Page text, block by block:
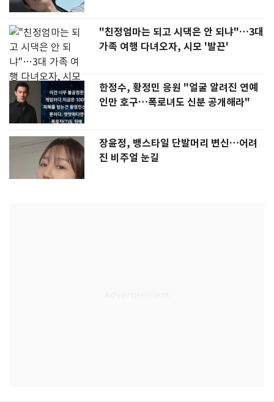
"친정엄마는 되고 시댁은 안 되냐"…3대
가족 여행 다녀오자, 시모 '발끈'
한정수, 황정민 응원 "얼굴 알려진 연예
인만 호구…폭로녀도 신분 공개해라"
장윤정, 뱅스타일 단발머리 변신…어려
진 비주얼 눈길